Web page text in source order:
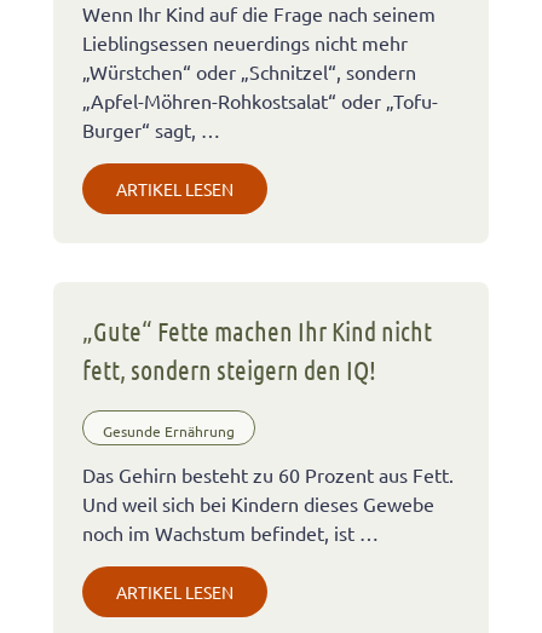
Wenn Ihr Kind auf die Frage nach seinem
Lieblingsessen neuerdings nicht mehr
„Würstchen“ oder „Schnitzel“, sondern
„Apfel-Möhren-Rohkostsalat“ oder „Tofu-
Burger“ sagt, …
ARTIKEL LESEN
„Gute“ Fette machen Ihr Kind nicht
fett, sondern steigern den IQ!
Gesunde Ernährung
Das Gehirn besteht zu 60 Prozent aus Fett.
Und weil sich bei Kindern dieses Gewebe
noch im Wachstum befindet, ist …
ARTIKEL LESEN